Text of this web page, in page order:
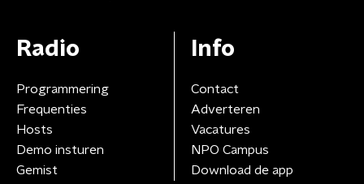
Radio
Programmering
Frequenties
Hosts
Demo insturen
Gemist
Info
Contact
Adverteren
Vacatures
NPO Campus
Download de app